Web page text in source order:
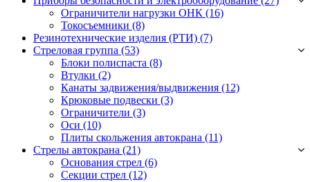
Ограничители нагрузки ОНК (16)
Токосъемники (8)
Резинотехнические изделия (РТИ) (7)
Стреловая группа (53)
Блоки полиспаста (8)
Втулки (2)
Канаты задвижения/выдвижения (12)
Крюковые подвески (3)
Ограничители (3)
Оси (10)
Плиты скольжения автокрана (11)
Стрелы автокрана (21)
Основания стрел (6)
Секции стрел (12)